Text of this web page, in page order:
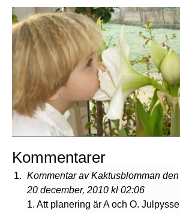
Kommentarer
Kommentar av Kaktusblomman den
20 december, 2010 kl 02:06
1. Att planering är A och O. Julpyssel